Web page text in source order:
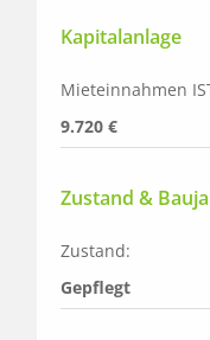
Kapitalanlage
Mieteinnahmen
9.720 €
Zustand &
Zustand:
Gepflegt